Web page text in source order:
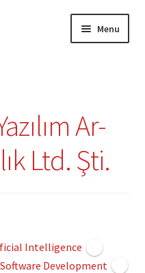
Menu
Dashboard
Directory
Privacy Policy
Ar-
Ltd. Şti.
Intelligence
Software Development